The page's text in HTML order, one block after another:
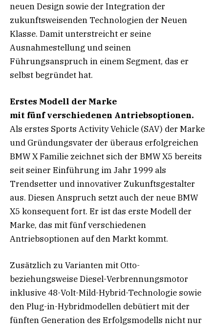
neuen Design sowie der Integration der
zukunftsweisenden Technologien der Neuen
Klasse. Damit unterstreicht er seine
Ausnahmestellung und seinen
Führungsanspruch in einem Segment, das er
selbst begründet hat.
Erstes Modell der Marke
mit fünf verschiedenen Antriebsoptionen.
Als erstes Sports Activity Vehicle (SAV) der Marke
und Gründungsvater der überaus erfolgreichen
BMW X Familie zeichnet sich der BMW X5 bereits
seit seiner Einführung im Jahr 1999 als
Trendsetter und innovativer Zukunftsgestalter
aus. Diesen Anspruch setzt auch der neue BMW
X5 konsequent fort. Er ist das erste Modell der
Marke, das mit fünf verschiedenen
Antriebsoptionen auf den Markt kommt.
Zusätzlich zu Varianten mit Otto-
beziehungsweise Diesel-Verbrennungsmotor
inklusive 48-Volt-Mild-Hybrid-Technologie sowie
den Plug-in-Hybridmodellen debütiert mit der
fünften Generation des Erfolgsmodells nicht nur